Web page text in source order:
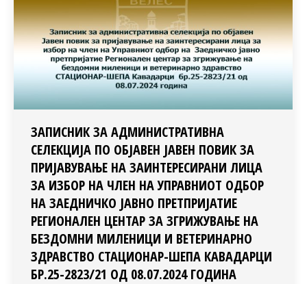
ЗАПИСНИК ЗА АДМИНИСТРАТИВНА
СЕЛЕКЦИЈА ПО ОБЈАВЕН ЈАВЕН ПОВИК ЗА
ПРИЈАВУВАЊЕ НА ЗАИНТЕРЕСИРАНИ ЛИЦА
ЗА ИЗБОР НА ЧЛЕН НА УПРАВНИОТ ОДБОР
НА ЗАЕДНИЧКО ЈАВНО ПРЕТПРИЈАТИЕ
РЕГИОНАЛЕН ЦЕНТАР ЗА ЗГРИЖУВАЊЕ НА
БЕЗДОМНИ МИЛЕНИЦИ И ВЕТЕРИНАРНО
ЗДРАВСТВО СТАЦИОНАР-ШЕПА КАВАДАРЦИ
БР.25-2823/21 ОД 08.07.2024 ГОДИНА